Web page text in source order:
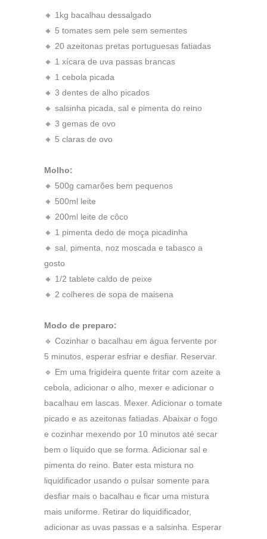
🔸 1kg bacalhau dessalgado
🔸 5 tomates sem pele sem sementes
🔸 20 azeitonas pretas portuguesas fatiadas
🔸 1 xícara de uva passas brancas
🔸 1 cebola picada
🔸 3 dentes de alho picados
🔸 salsinha picada, sal e pimenta do reino
🔸 3 gemas de ovo
🔸 5 claras de ovo
Molho:
🔸 500g camarões bem pequenos
🔸 500ml leite
🔸 200ml leite de côco
🔸 1 pimenta dedo de moça picadinha
🔸 sal, pimenta, noz moscada e tabasco a
gosto
🔸 1/2 tablete caldo de peixe
🔸 2 colheres de sopa de maisena
Modo de preparo:
🔹 Cozinhar o bacalhau em água fervente por
5 minutos, esperar esfriar e desfiar. Reservar.
🔹 Em uma frigideira quente fritar com azeite a
cebola, adicionar o alho, mexer e adicionar o
bacalhau em lascas. Mexer. Adicionar o tomate
picado e as azeitonas fatiadas. Abaixar o fogo
e cozinhar mexendo por 10 minutos até secar
bem o líquido que se forma. Adicionar sal e
pimenta do reino. Bater esta mistura no
liquidificador usando o pulsar somente para
desfiar mais o bacalhau e ficar uma mistura
mais uniforme. Retirar do liquidificador,
adicionar as uvas passas e a salsinha. Esperar